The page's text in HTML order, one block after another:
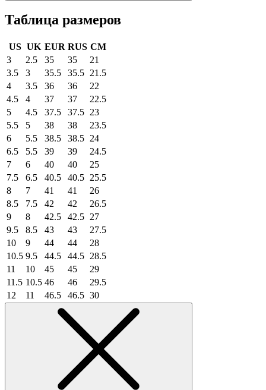
Таблица размеров
US UK EUR RUS CM
3
2.5 35 35
21
3.5
3 35.5 35.5 21.5
4
3.5 36 36
22
4.5
4 37 37
22.5
5
4.5 37.5 37.5 23
5.5
5 38 38
23.5
6
5.5 38.5 38.5 24
6.5
5.5 39 39
24.5
7
6 40 40
25
7.5
6.5 40.5 40.5 25.5
8
7 41 41
26
8.5
7.5 42 42
26.5
9
8 42.5 42.5 27
9.5
8.5 43 43
27.5
10
9 44 44
28
10.5 9.5 44.5 44.5 28.5
11
10 45 45
29
11.5 10.5 46 46
29.5
12
11 46.5 46.5 30